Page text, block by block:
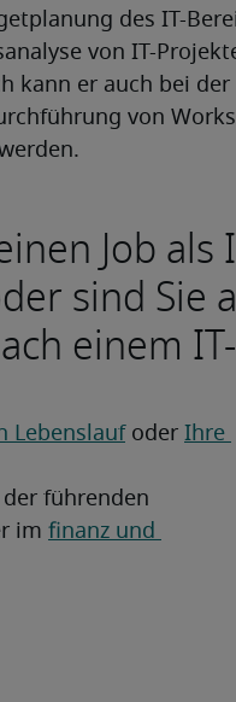
des IT-
von IT-
kann er auch bei der
von
Job als
sind Sie
einem IT-
Lebenslauf oder Ihre
führenden
im finanz und